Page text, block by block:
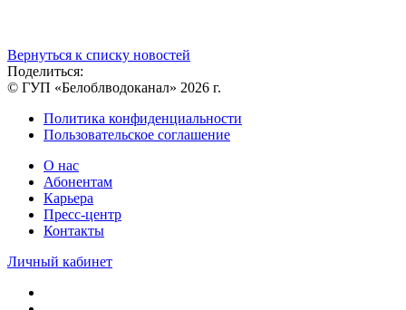
Вернуться к списку новостей
Поделиться:
© ГУП «Белоблводоканал» 2026 г.
Политика конфиденциальности
Пользовательское соглашение
О нас
Абонентам
Карьера
Пресс-центр
Контакты
Личный кабинет